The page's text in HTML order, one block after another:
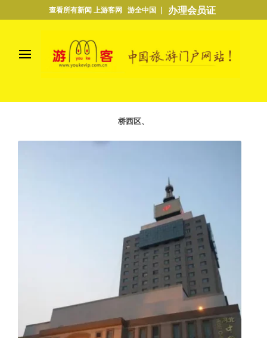
查看所有新闻 上游客网 游全中国 ｜ 办理会员证
桥西区、